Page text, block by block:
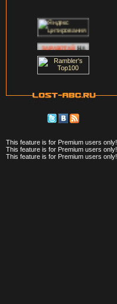
This feature is for Premium users only!
This feature is for Premium users only!
This feature is for Premium users only!